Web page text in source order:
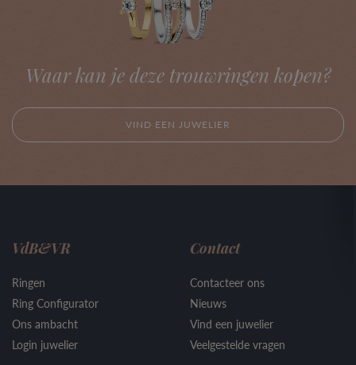
Waar kan je deze trouwringen kopen?
VIND EEN JUWELIER
VdB&VR
Ringen
Ring Configurator
Ons ambacht
Login juwelier
Contact
Contacteer ons
Nieuws
Vind een juwelier
Veelgestelde vragen